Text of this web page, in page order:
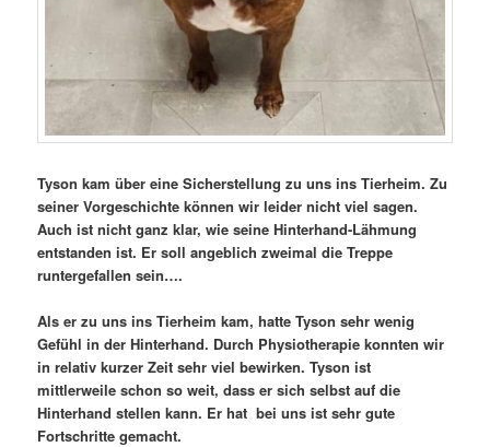
Tyson kam über eine Sicherstellung zu uns ins Tierheim. Zu
seiner Vorgeschichte können wir leider nicht viel sagen.
Auch ist nicht ganz klar, wie seine Hinterhand-Lähmung
entstanden ist. Er soll angeblich zweimal die Treppe
runtergefallen sein….
Als er zu uns ins Tierheim kam, hatte Tyson sehr wenig
Gefühl in der Hinterhand. Durch Physiotherapie konnten wir
in relativ kurzer Zeit sehr viel bewirken. Tyson ist
mittlerweile schon so weit, dass er sich selbst auf die
Hinterhand stellen kann. Er hat bei uns ist sehr gute
Fortschritte gemacht.